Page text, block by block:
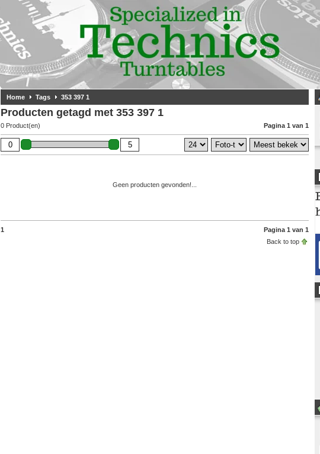
Home Tags 353 397 1
Producten getagd met 353 397 1
0 Product(en) Pagina 1 van 1
Geen producten gevonden!...
1
Pagina 1 van 1
Back to top